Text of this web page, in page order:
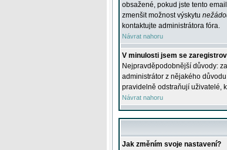
obsažené, pokud jste tento
zmenšit možnost výskytu
kontaktujte administrátora fóra.
Návrat nahoru
V minulosti jsem se
Nejpravděpodobnější důvody:
administrátor z nějakého
pravidelně odstraňují uživatelé,
Návrat nahoru
Jak změním svoje nastavení?